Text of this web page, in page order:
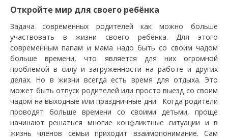
Откройте мир для своего ребёнка
Задача современных родителей как можно больше
участвовать в жизни своего ребёнка. Для этого
современным папам и мама надо быть со своим чадом
больше времени, что является для них огромной
проблемой в силу и загруженности на работе и других
делах. Но в жизни всегда есть время для отдыха. Это
может быть отпуск родителей или просто выезд со своим
чадом на выходные или праздничные дни. Когда родители
проводят больше времени со своими детьми, проще
начинают решаться многие конфликтные ситуации и в
жизнь членов семьи приходит взаимопонимание. Сам